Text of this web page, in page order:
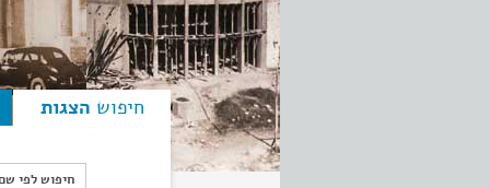
חיפוש הצגות
חיפוש לפי